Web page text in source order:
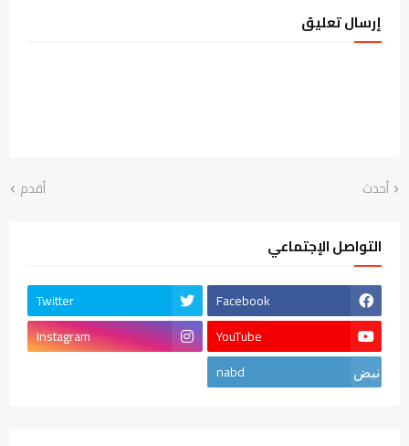
إرسال تعليق
أحدث أقدم
التواصل الإجتماعي
Facebook
Twitter
YouTube
Instagram
nabd